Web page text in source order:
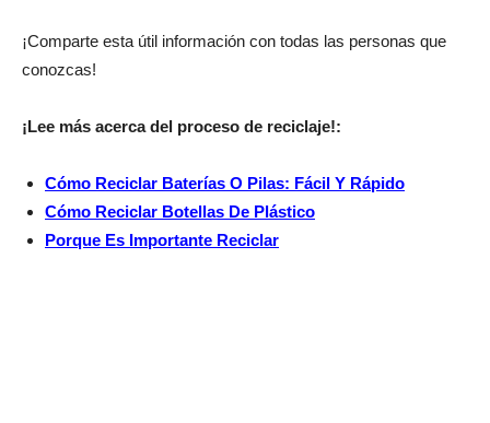
¡Comparte esta útil información con todas las personas que
conozcas!
¡Lee más acerca del proceso de reciclaje!:
Cómo Reciclar Baterías O Pilas: Fácil Y Rápido
Cómo Reciclar Botellas De Plástico
Porque Es Importante Reciclar